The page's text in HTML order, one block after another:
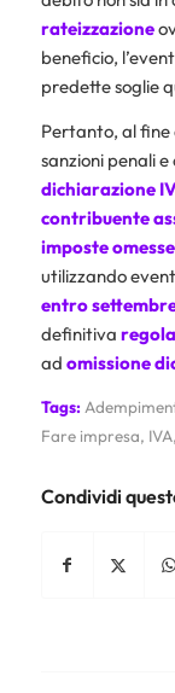
rateizzazione
beneficio,
predette soglie
Pertanto, al fine
sanzioni penali
dichiarazione
contribuente
imposte
utilizzando
entro
definitiva
ad omissione
Tags:
Fare impresa, IVA,
Condividi